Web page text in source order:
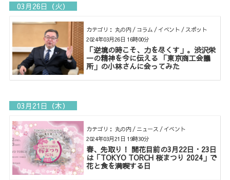
03月26日（火）
カテゴリ： 丸の内 / コラム / イベント / スポット
「逆境の時こそ、力を尽くす」。渋沢栄
一の精神を今に伝える 「東京商工会議
所」の小林さんに会ってみた
2024年03月26日 16時00分
03月21日（木）
カテゴリ： 丸の内 / ニュース / イベント
春、先取り！ 開花目前の3月22日・23日
は「TOKYO TORCH 桜まつり 2024」で
花と食を満喫する日
2024年03月21日 19時30分